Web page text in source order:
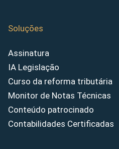
Soluções
Assinatura
IA Legislação
Curso da reforma tributária
Monitor de Notas Técnicas
Conteúdo patrocinado
Contabilidades Certificadas